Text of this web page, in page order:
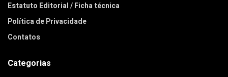
Estatuto Editorial / Ficha técnica
Política de Privacidade
Contatos
Categorias